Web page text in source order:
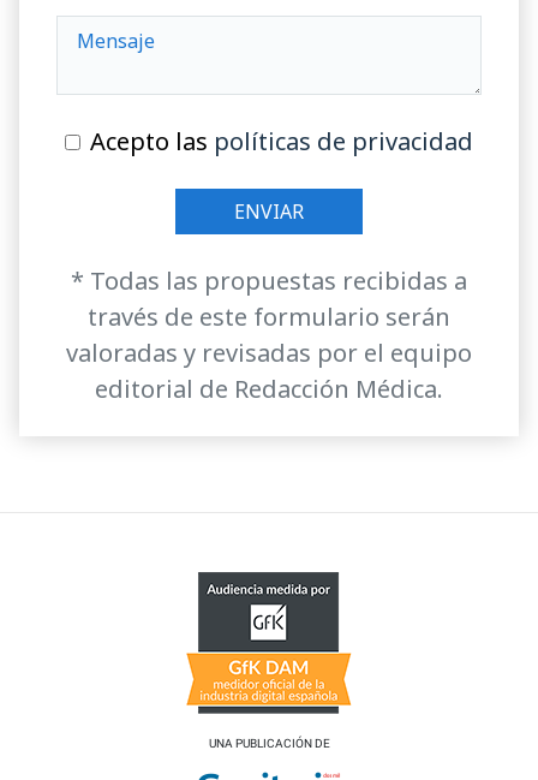
Acepto las políticas de privacidad
* Todas las propuestas recibidas a
través de este formulario serán
valoradas y revisadas por el equipo
editorial de Redacción Médica.
UNA PUBLICACIÓN DE